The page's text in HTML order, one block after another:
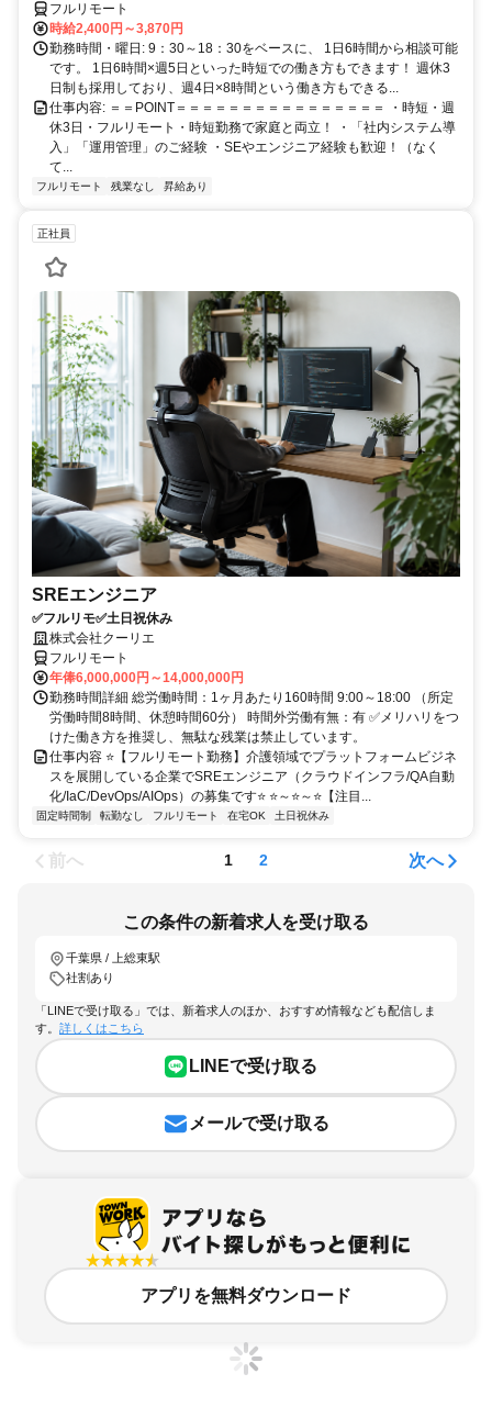
フルリモート
時給2,400円～3,870円
勤務時間・曜日: 9：30～18：30をベースに、 1日6時間から相談可能
です。 1日6時間×週5日といった時短での働き方もできます！ 週休3
日制も採用しており、週4日×8時間という働き方もできる...
仕事内容: ＝＝POINT＝＝＝＝＝＝＝＝＝＝＝＝＝＝＝＝ ・時短・週
休3日・フルリモート・時短勤務で家庭と両立！ ・「社内システム導
入」「運用管理」のご経験 ・SEやエンジニア経験も歓迎！（なく
て...
フルリモート 残業なし 昇給あり
正社員
SREエンジニア
✅フルリモ✅土日祝休み
株式会社クーリエ
フルリモート
年俸6,000,000円～14,000,000円
勤務時間詳細 総労働時間：1ヶ月あたり160時間 9:00～18:00 （所定
労働時間8時間、休憩時間60分） 時間外労働有無：有 ✅メリハリをつ
けた働き方を推奨し、無駄な残業は禁止しています。
仕事内容 ⭐【フルリモート勤務】介護領域でプラットフォームビジネ
スを展開している企業でSREエンジニア（クラウドインフラ/QA自動
化/IaC/DevOps/AIOps）の募集です⭐ ⭐～⭐～⭐【注目...
固定時間制 転勤なし フルリモート 在宅OK 土日祝休み
前へ 1 2 次へ
この条件の新着求人を受け取る
千葉県 / 上総東駅
社割あり
「LINEで受け取る」では、新着求人のほか、おすすめ情報なども配信しま
す。 詳しくはこちら
LINEで受け取る
メールで受け取る
アプリを無料ダウンロード